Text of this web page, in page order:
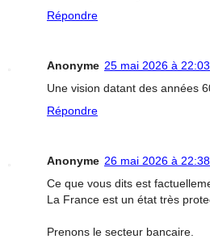
Répondre
Anonyme 25 mai 2026 à 22:03
Une vision datant des années
Répondre
Anonyme 26 mai 2026 à 22:38
Ce que vous dits est
La France est un état très
Prenons le secteur bancaire.